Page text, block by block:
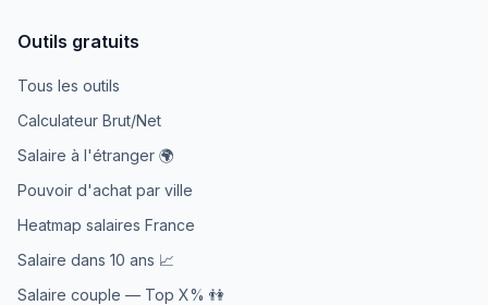
Outils gratuits
Tous les outils
Calculateur Brut/Net
Salaire à l'étranger 🌍
Pouvoir d'achat par ville
Heatmap salaires France
Salaire dans 10 ans 📈
Salaire couple — Top X% 👫